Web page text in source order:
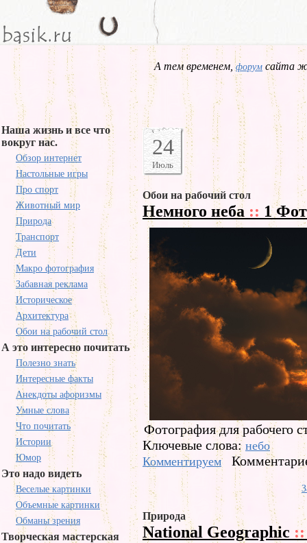
А тем временем,форум сайта
Наша жизнь и все что
вокруг нас.
Обзор интернет
Настольные игры
Про спорт
Животный мир
Природа
Транспорт
Дети
Макро фотография
Забавная реклама
Историческое
Архитектура
Обои на рабочий стол
А это интересно почитать
Полезно знать
Интересные факты
Анекдоты афоризмы
Умные слова
Что почитать
Истории
Юмор
Это надо видеть
Веселые картинки
Объемные картинки
Обманы зрения
Творческая мастерская
24
Июль
Обои на рабочий стол
Немного неба :: 1
Фотография для рабочего
Ключевые слова: небо
Комментируем
Природа
National Geographic ::